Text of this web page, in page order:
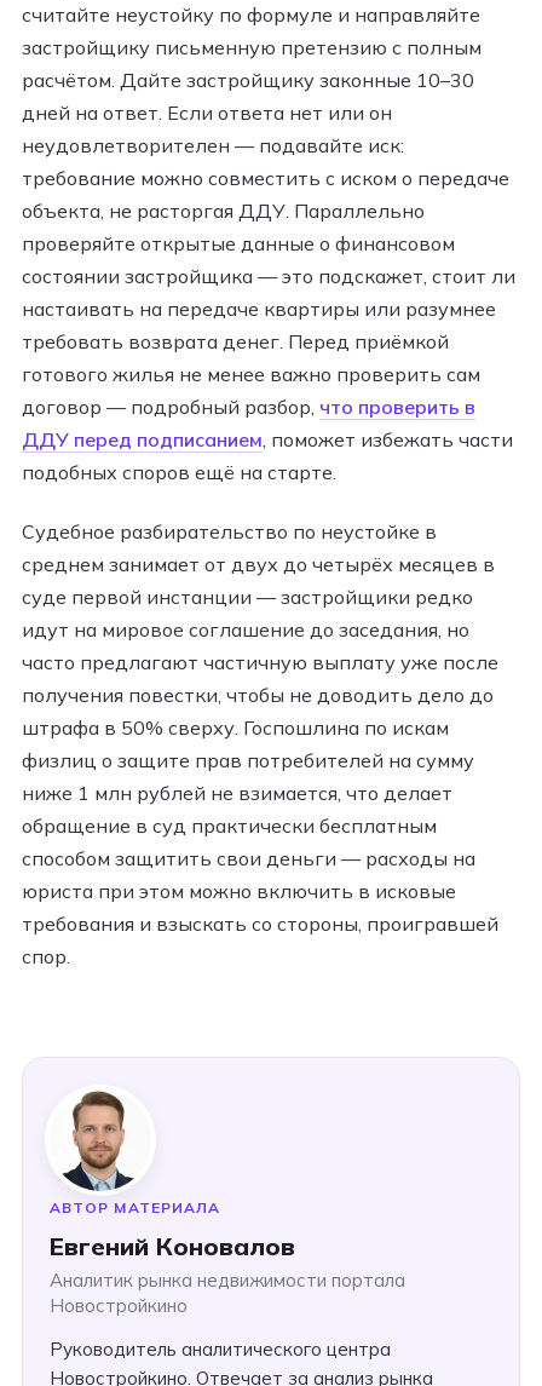
считайте неустойку по формуле и направляйте
застройщику письменную претензию с полным
расчётом. Дайте застройщику законные 10–30
дней на ответ. Если ответа нет или он
неудовлетворителен — подавайте иск:
требование можно совместить с иском о передаче
объекта, не расторгая ДДУ. Параллельно
проверяйте открытые данные о финансовом
состоянии застройщика — это подскажет, стоит ли
настаивать на передаче квартиры или разумнее
требовать возврата денег. Перед приёмкой
готового жилья не менее важно проверить сам
договор — подробный разбор, что проверить в
ДДУ перед подписанием , поможет избежать части
подобных споров ещё на старте.
Судебное разбирательство по неустойке в
среднем занимает от двух до четырёх месяцев в
суде первой инстанции — застройщики редко
идут на мировое соглашение до заседания, но
часто предлагают частичную выплату уже после
получения повестки, чтобы не доводить дело до
штрафа в 50% сверху. Госпошлина по искам
физлиц о защите прав потребителей на сумму
ниже 1 млн рублей не взимается, что делает
обращение в суд практически бесплатным
способом защитить свои деньги — расходы на
юриста при этом можно включить в исковые
требования и взыскать со стороны, проигравшей
спор.
АВТОР МАТЕРИАЛА
Евгений Коновалов
Аналитик рынка недвижимости портала
Новостройкино
Руководитель аналитического центра
Новостройкино. Отвечает за анализ рынка